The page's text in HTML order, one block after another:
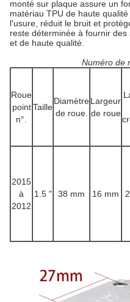
monté sur plaque assure un
matériau TPU de haute
l'usure, réduit le bruit et
reste déterminée à fournir
et de haute qualité.
Numéro de
Roue
point
n°.
Taille
Diamètre
de roue.
Largeur
de roue
2015
à
2012
1.5 " 38 mm 16 mm